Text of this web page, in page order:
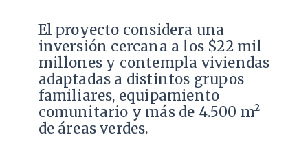
El proyecto considera una
inversión cercana a los $22 mil
millones y contempla viviendas
adaptadas a distintos grupos
familiares, equipamiento
comunitario y más de 4.500 m²
de áreas verdes.